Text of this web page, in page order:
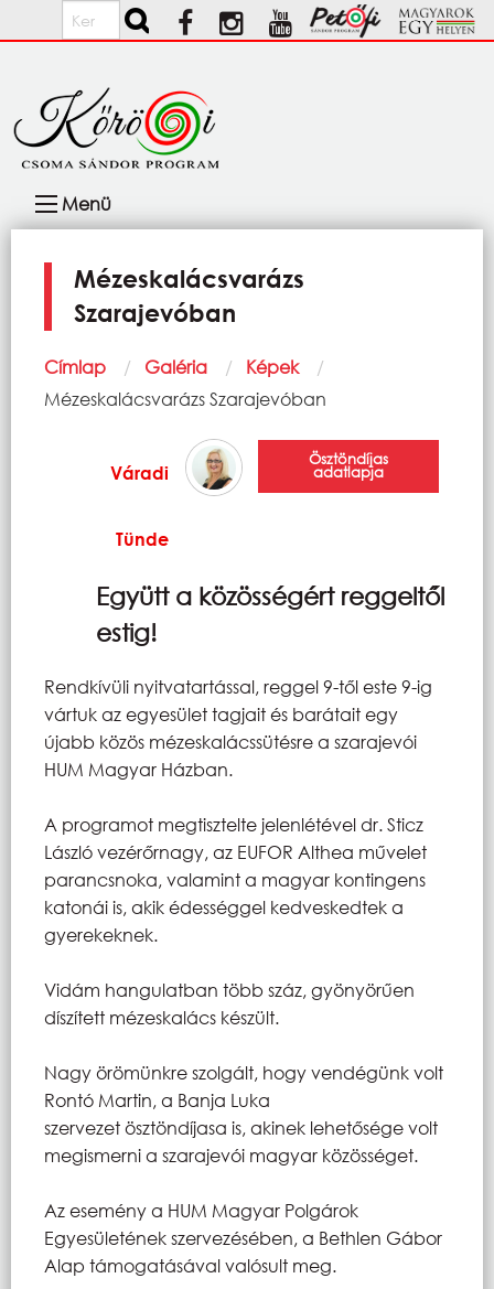
Ugrás a tartalomra
Keresés
navigáció
Menü
Mézeskalácsvarázs
Szarajevóban
Morzsa
Címlap Galéria
Képek
Current:
Mézeskalácsvarázs Szarajevóban
Váradi
Tünde
Ösztöndíjas
adatlapja
Együtt a közösségért reggeltől
estig!
Rendkívüli nyitvatartással, reggel 9-től este 9-ig
vártuk az egyesület tagjait és barátait egy
újabb közös mézeskalácssütésre a szarajevói
HUM Magyar Házban.
A programot megtisztelte jelenlétével dr. Sticz
László vezérőrnagy, az EUFOR Althea művelet
parancsnoka, valamint a magyar kontingens
katonái is, akik édességgel kedveskedtek a
gyerekeknek.
Vidám hangulatban több száz, gyönyörűen
díszített mézeskalács készült.
Nagy örömünkre szolgált, hogy vendégünk volt
Rontó Martin, a Banja Luka
szervezet ösztöndíjasa is, akinek lehetősége volt
megismerni a szarajevói magyar közösséget.
Az esemény a HUM Magyar Polgárok
Egyesületének szervezésében, a Bethlen Gábor
Alap támogatásával valósult meg.